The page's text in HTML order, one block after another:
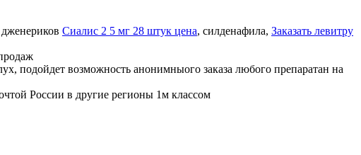
Сиалис 2 5 мг 28 штук цена, силденафила, Заказать левитру
подойдет возможность анонимныого заказа любого препаратан на
России в другие регионы 1м классом